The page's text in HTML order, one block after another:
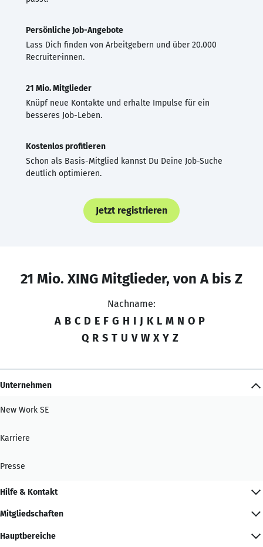
Persönliche Job-Angebote
Lass Dich finden von Arbeitgebern und über 20.000
Recruiter·innen.
21 Mio. Mitglieder
Knüpf neue Kontakte und erhalte Impulse für ein
besseres Job-Leben.
Kostenlos profitieren
Schon als Basis-Mitglied kannst Du Deine Job-Suche
deutlich optimieren.
Jetzt registrieren
21 Mio. XING Mitglieder, von A bis Z
Nachname:
A B C D E F G H I J K L M N O P
Q R S T U V W X Y Z
Unternehmen
New Work SE
Karriere
Presse
Hilfe & Kontakt
Mitgliedschaften
Hauptbereiche